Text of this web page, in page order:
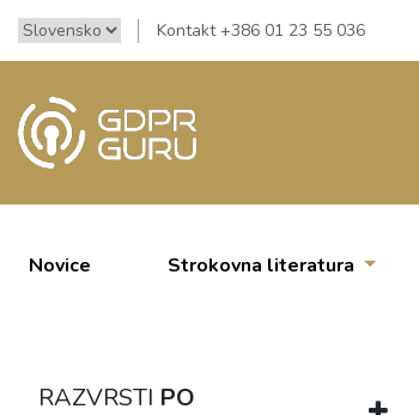
Kontakt +386 01 23 55 036
Novice Strokovna literatura
RAZVRSTI PO